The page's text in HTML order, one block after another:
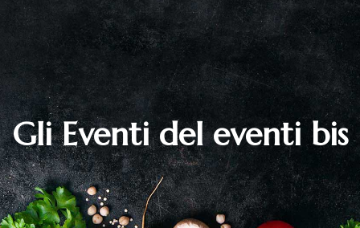
eventi bis
Gli Eventi del eventi bis